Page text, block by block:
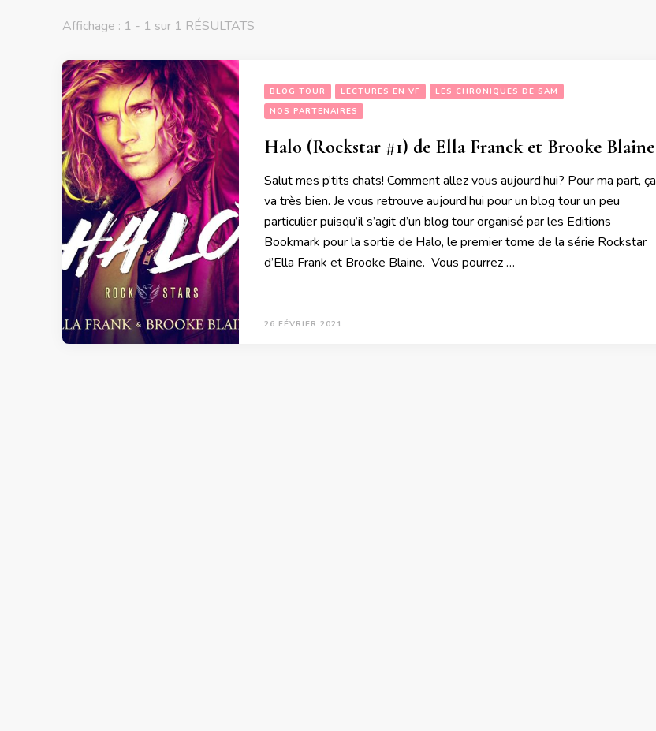
Affichage : 1 - 1 sur 1 RÉSULTATS
BLOG TOUR LECTURES EN VF
LES CHRONIQUES DE SAM
NOS PARTENAIRES
Halo (Rockstar #1) de Ella Franck et Brooke Blaine
Salut mes p’tits chats! Comment allez vous aujourd’hui? Pour ma part, ça
va très bien. Je vous retrouve aujourd’hui pour un blog tour un peu
particulier puisqu’il s’agit d’un blog tour organisé par les Editions
Bookmark pour la sortie de Halo, le premier tome de la série Rockstar
d’Ella Frank et Brooke Blaine. Vous pourrez …
26 FÉVRIER 2021